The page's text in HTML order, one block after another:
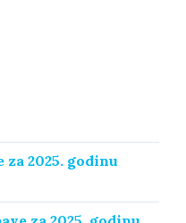
za 2025. godinu